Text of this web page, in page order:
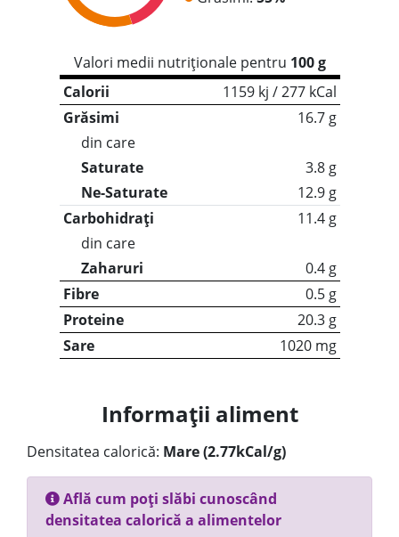
Valori medii nutriționale pentru 100 g
Calorii
1159 kj / 277 kCal
Grăsimi
16.7 g
din care
Saturate
3.8 g
Ne-Saturate
12.9 g
Carbohidrați
11.4 g
din care
Zaharuri
0.4 g
Fibre
0.5 g
Proteine
20.3 g
Sare
1020 mg
Informații aliment
Densitatea calorică: Mare (2.77kCal/g)
Află cum poți slăbi cunoscând
densitatea calorică a alimentelor